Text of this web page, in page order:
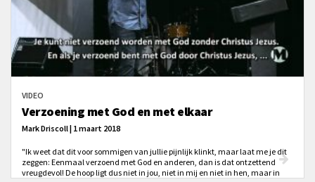
VIDEO
Verzoening met God en met elkaar
Mark Driscoll | 1 maart 2018
"Ik weet dat dit voor sommigen van jullie pijnlijk klinkt, maar laat me je dit
zeggen: Eenmaal verzoend met God en anderen, dan is dat ontzettend
vreugdevol! De hoop ligt dus niet in jou, niet in mij en niet in hen, maar in